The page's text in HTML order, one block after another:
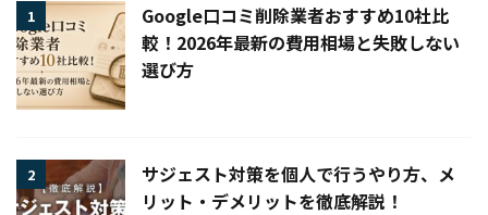
1
Google口コミ削除業者おすすめ10社比
較！2026年最新の費用相場と失敗しない
選び方
2
サジェスト対策を個人で行うやり方、メ
リット・デメリットを徹底解説！